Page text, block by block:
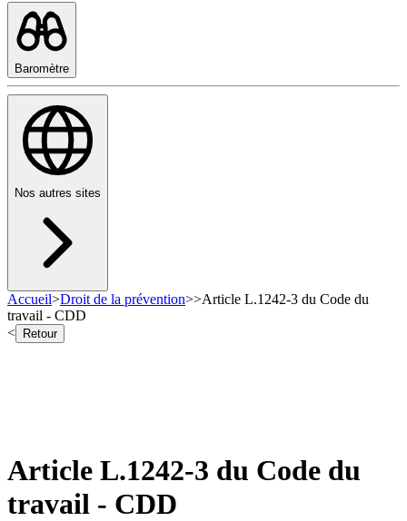
Baromètre
Nos autres sites
Accueil>Droit de la prévention>>Article L.1242-3 du Code du
travail - CDD
<
Retour
Article L.1242-3 du Code du
travail - CDD